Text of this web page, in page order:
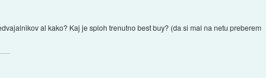
al kako? Kaj je sploh trenutno best buy? (da si mal na netu preberem